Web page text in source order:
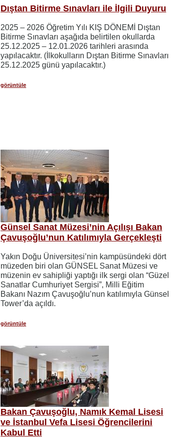
Dıştan Bitirme Sınavları ile İlgili Duyuru
2025 – 2026 Öğretim Yılı KIŞ DÖNEMİ Dıştan
Bitirme Sınavları aşağıda belirtilen okullarda
25.12.2025 – 12.01.2026 tarihleri arasında
yapılacaktır. (İlkokulların Dıştan Bitirme Sınavları
25.12.2025 günü yapılacaktır.)
görüntüle
Günsel Sanat Müzesi’nin Açılışı Bakan
Çavuşoğlu’nun Katılımıyla Gerçekleşti
Yakın Doğu Üniversitesi’nin kampüsündeki dört
müzeden biri olan GÜNSEL Sanat Müzesi ve
müzenin ev sahipliği yaptığı ilk sergi olan “Güzel
Sanatlar Cumhuriyet Sergisi”, Milli Eğitim
Bakanı Nazım Çavuşoğlu’nun katılımıyla Günsel
Tower’da açıldı.
görüntüle
Bakan Çavuşoğlu, Namık Kemal Lisesi
ve İstanbul Vefa Lisesi Öğrencilerini
Kabul Etti